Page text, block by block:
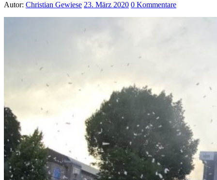
Autor: Christian Gewiese 23. März 2020 0 Kommentare